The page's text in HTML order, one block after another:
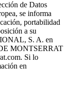
de Datos
se informa
portabilidad
a su
S. A. en
MONTSERRAT
Si lo
en